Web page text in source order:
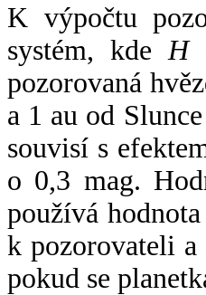
K výpočtu
systém, kde H
pozorovaná
a 1 au od
souvisí s
o 0,3 mag.
používá
k pozorovateli a
pokud se